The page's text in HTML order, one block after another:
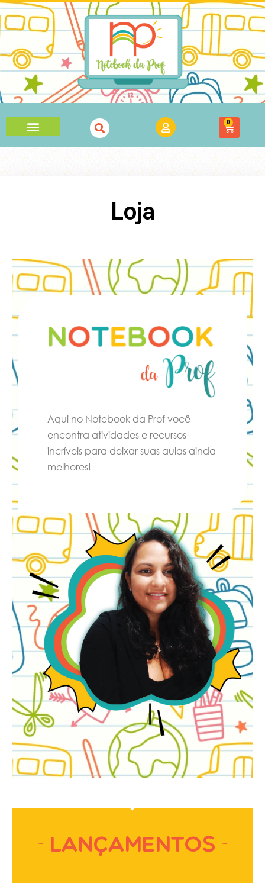
0
Loja
Aqui no Notebook da Prof você
encontra atividades e recursos
incríveis para deixar suas aulas ainda
melhores!
Lançamentos